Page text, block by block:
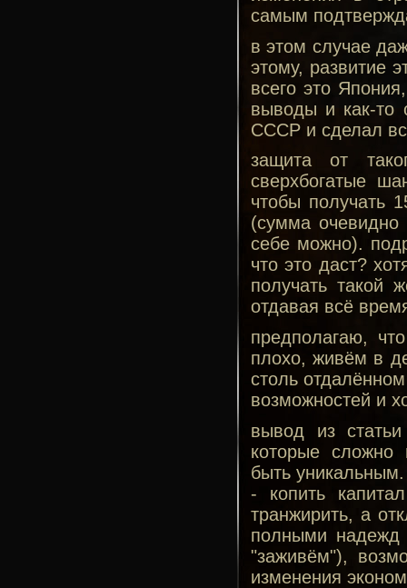
самым
в этом случае
этому, развитие
всего это
выводы и как-то
СССР и сделал
защита от
сверхбогатые
чтобы получать
(сумма очевидно
себе можно).
что это даст?
получать такой
отдавая всё
предполагаю,
плохо, живём в
столь
возможностей и
вывод из
которые сложно
быть
- копить
транжирить, а
полными надежд
"заживём"),
изменения